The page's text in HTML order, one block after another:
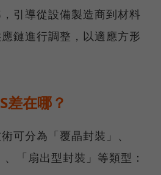
引導從設備製造商到材料
鏈進行調整，以適應方形
差在哪？
可分為「覆晶封裝」、
「扇出型封裝」等類型：